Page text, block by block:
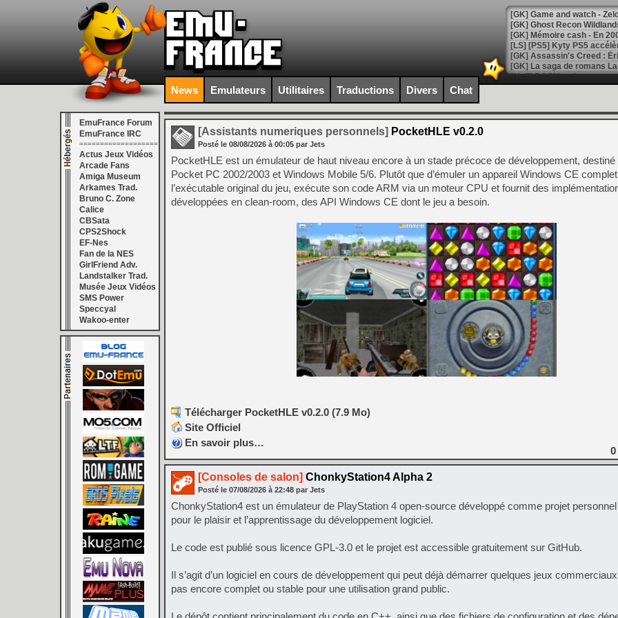
[Mo5] DOOM arrive en
[GK] Bethesda fête les 30
[GK] Roblox : l'action en
[GK] Agenda - GeForce
[LS] [PS5] ps5-y2jb-
[GK] Pourquoi Marvel
[GK] Test : Restory : Chill
[GK] GTA 6 : Rockstar
[GK] Hot Wheels Infinite
[GK] Mémoire cash -
[GK] Résultats Nintendo :
[GK] Déjà des
[Mo5] Brickboy cherche à
[GK] Minecraft et ses «
[GK] Beast of
[GK] Ubisoft : fin de partie
[GK] Mémoire cash -
[GK] Dan Houser (GTA)
[GK] Comment EA Sports
[GK] Crimson Moon : un
[GK] Isle of Reveries : le
[GK] Moonlighter 2 : The
[GK] Capcom relance
[Mo5] Deux inédits du
[GK] Le beat'em up The
[GK] Endless Legend 2 :
[LS] [PS5] Premiers
News Emulateurs Utilitaires Traductions Divers Chat
EmuFrance Forum
EmuFrance IRC
===================
Actus Jeux Vidéos
Arcade Fans
Amiga Museum
Arkames Trad.
Bruno C. Zone
Calice
CBSata
CPS2Shock
EF-Nes
Fan de la NES
GirlFriend Adv.
Landstalker Trad.
Musée Jeux Vidéos
SMS Power
Speccyal
Wakoo-enter
[Assistants numeriques personnels] PocketHLE v0.2.0
Posté le 08/08/2026 à 00:05 par Jets
PocketHLE est un émulateur de haut niveau encore à un stade précoce de développement, destiné
Pocket PC 2002/2003 et Windows Mobile 5/6. Plutôt que d’émuler un appareil Windows CE
l’exécutable original du jeu, exécute son code ARM via un moteur CPU et fournit des
développées en clean-room, des API Windows CE dont le jeu a besoin.
Télécharger PocketHLE v0.2.0 (7.9 Mo)
Site Officiel
En savoir plus…
0
[Consoles de salon] ChonkyStation4 Alpha 2
Posté le 07/08/2026 à 22:48 par Jets
ChonkyStation4 est un émulateur de PlayStation 4 open‑source développé comme projet
pour le plaisir et l’apprentissage du développement logiciel.
Le code est publié sous licence GPL‑3.0 et le projet est accessible gratuitement sur GitHub.
Il s’agit d’un logiciel en cours de développement qui peut déjà démarrer quelques jeux
pas encore complet ou stable pour une utilisation grand public.